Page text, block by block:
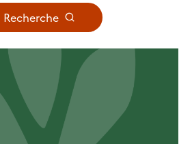
Recherche